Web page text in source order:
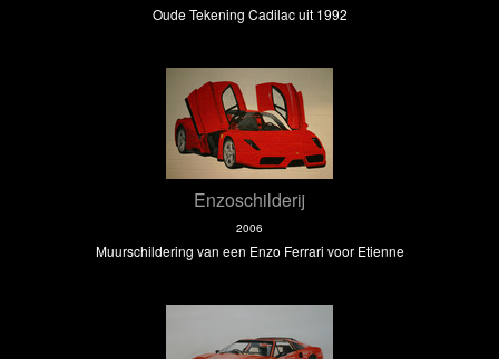
Oude Tekening Cadilac uit 1992
Enzoschilderij
2006
Muurschildering van een Enzo Ferrari voor Etienne